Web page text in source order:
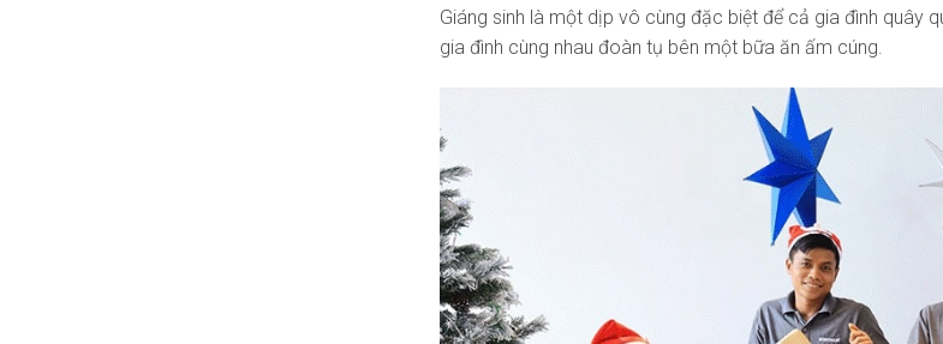
Giáng sinh là một dịp vô cùng đặc biệt để cả gia đình quây
gia đình cùng nhau đoàn tụ bên một bữa ăn ấm cúng.